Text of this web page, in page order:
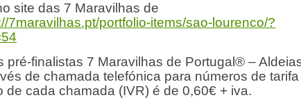
site das 7 Maravilhas de
7maravilhas.pt/portfolio-items/sao-lourenco/?
pré-finalistas 7 Maravilhas de Portugal® –
de chamada telefónica para números de
de cada chamada (IVR) é de 0,60€ + iva.